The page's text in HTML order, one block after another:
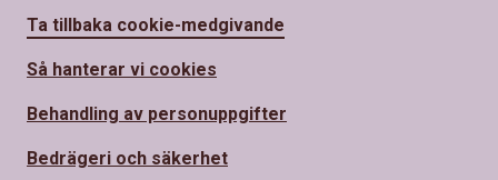
Ta tillbaka cookie-medgivande
Så hanterar vi cookies
Behandling av personuppgifter
Bedrägeri och säkerhet